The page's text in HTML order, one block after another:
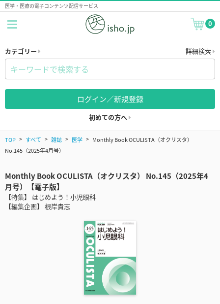
医学・医療の電子コンテンツ配信サービス
0
カテゴリー 詳細検索
ログイン／新規登録
初めての方へ
TOP すべて 雑誌 医学
Monthly Book OCULISTA（オクリスタ）
No.145（2025年4月号）
Monthly Book OCULISTA（オクリスタ） No.145（2025年4
月号）【電子版】
【特集】 はじめよう！小児眼科
【編集企画】 根岸貴志